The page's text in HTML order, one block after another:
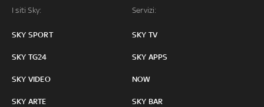
I siti Sky:
SKY SPORT
SKY TG24
SKY VIDEO
SKY ARTE
Servizi:
SKY TV
SKY APPS
NOW
SKY BAR